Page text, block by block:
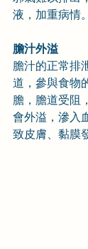
液，加重病情。
膽汁外溢
膽汁的正常排
道，參與食物
膽，膽道受阻
會外溢，滲入
致皮膚、黏膜